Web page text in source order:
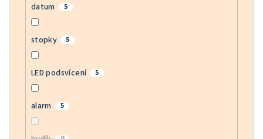
datum 5
stopky 5
LED podsvícení 5
alarm 5